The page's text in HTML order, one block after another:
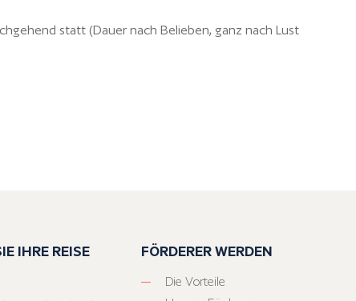
statt (Dauer nach Belieben, ganz nach Lust
IHRE REISE
FÖRDERER WERDEN
Die Vorteile